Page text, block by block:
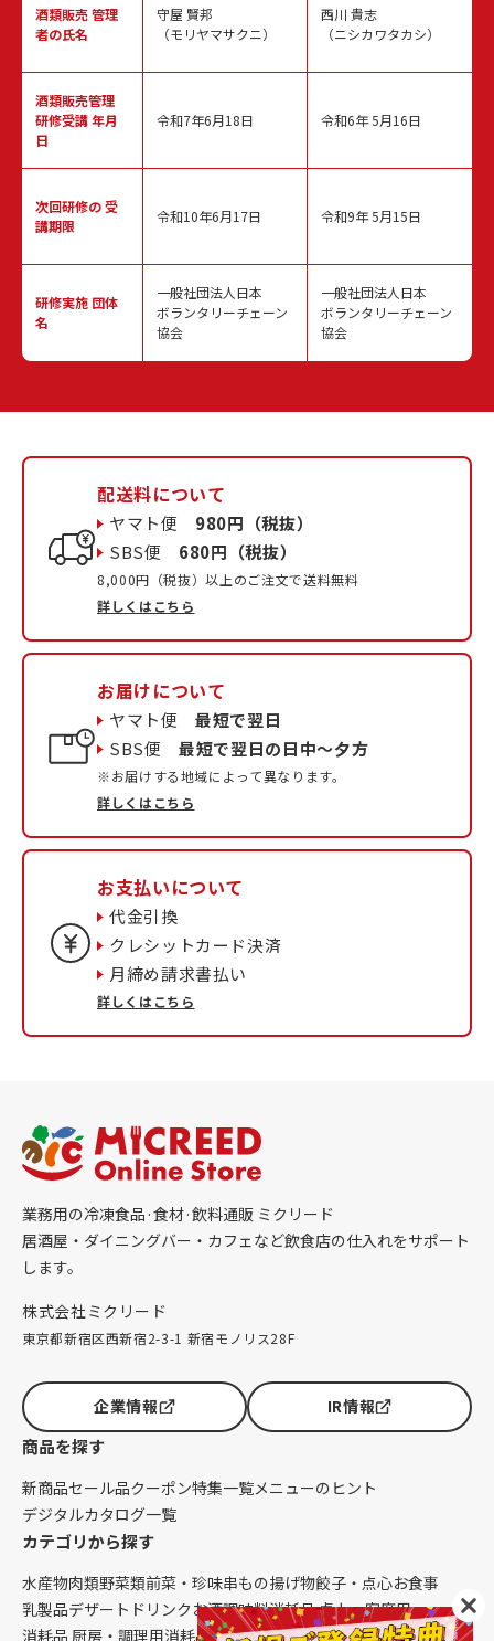
酒類販売管理
者の氏名
酒類販売管理
研修受講 年月
日
次回研修の受
講期限
研修実施 団体
名
守屋 賢邦
（モリヤマサクニ）
令和7年6月18日
令和10年6月17日
一般社団法人日本
ボランタリーチェーン
協会
西川 貴志
（ニシカワタカシ）
令和6年 5月16日
令和9年 5月15日
一般社団法人日本
ボランタリーチェーン
協会
配送料について
ヤマト便 980円（税抜）
SBS便 680円（税抜）
8,000円（税抜）以上のご注文で送料無料
詳しくはこちら
お届けについて
ヤマト便最短で翌日
SBS便最短で翌日の日中〜夕方
※お届けする地域によって異なります。
詳しくはこちら
お支払いについて
代金引換
クレシットカード決済
月締め請求書払い
詳しくはこちら
業務用の冷凍食品·食材·飲料通販 ミクリード
居酒屋・ダイニングバー・カフェなど飲食店の仕入れをサポート
します。
株式会社ミクリード
東京都新宿区西新宿2-3-1 新宿モノリス28F
企業情報 IR情報
商品を探す
新商品セール品クーポン特集一覧メニューのヒント
デジタルカタログ一覧
カテゴリから探す
水産物肉類野菜類前菜・珍味串もの揚げ物餃子・点心お食事
乳製品デザート ドリンク お酒調味料消耗品 卓上・客席用
消耗品 厨房・調理用消耗品 クレンリネス生鮮品（配送便限定）